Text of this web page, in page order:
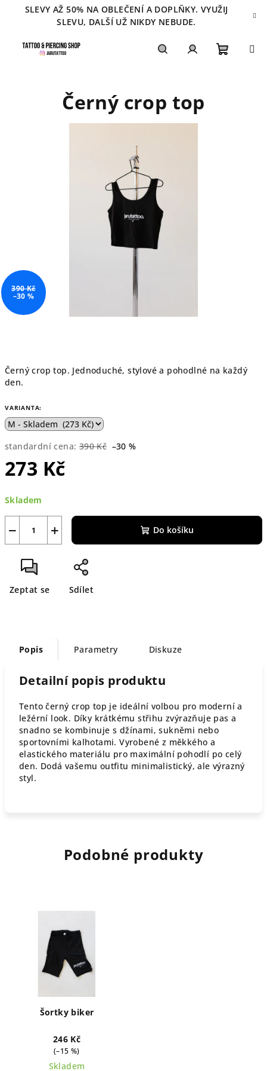
SLEVY AŽ 50% NA OBLEČENÍ A DOPLŇKY. VYUŽIJ
SLEVU, DALŠÍ UŽ NIKDY NEBUDE.
Černý crop top. Jednoduché, stylové a pohodlné na každý
den.
VARIANTA:
standardní cena: 390 Kč –30 %
273 Kč
cena:
Skladem
+
− Do košíku
Zeptat se Sdílet
Černý crop top
390 Kč
–30 %
Popis Parametry Diskuze
Detailní popis produktu
Tento černý crop top je ideální volbou pro moderní a
ležérní look. Díky krátkému střihu zvýrazňuje pas a
snadno se kombinuje s džínami, sukněmi nebo
sportovními kalhotami. Vyrobené z měkkého a
elastického materiálu pro maximální pohodlí po celý
den. Dodá vašemu outfitu minimalistický, ale výrazný
styl.
Podobné produkty
Šortky biker
246 Kč
(–15 %)
Skladem